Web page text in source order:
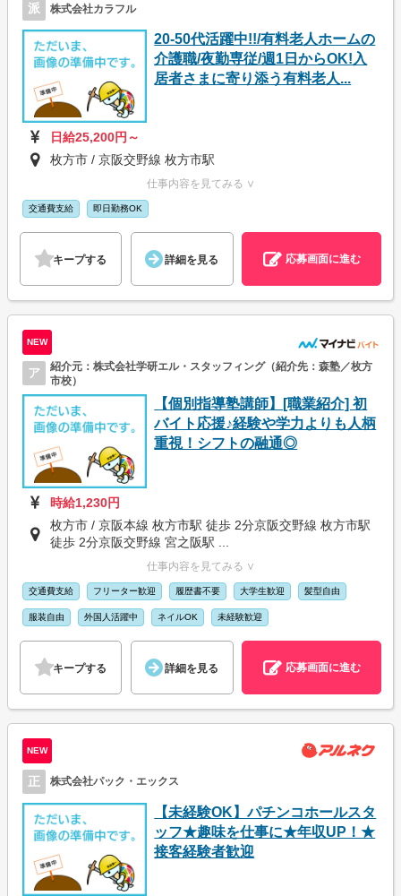
派 株式会社カラフル
20-50代活躍中!!/有料老人ホームの
介護職/夜勤専従/週1日からOK!入
居者さまに寄り添う有料老人...
日給25,200円～
枚方市 / 京阪交野線 枚方市駅
仕事内容を見てみる ∨
交通費支給 即日勤務OK
キープする 詳細を見る 応募画面に進む
NEW
ア
紹介元：株式会社学研エル・スタッフィング（紹介先：森塾／枚方
市校）
【個別指導塾講師】[職業紹介] 初
バイト応援♪経験や学力よりも人柄
重視！シフトの融通◎
時給1,230円
枚方市 / 京阪本線 枚方市駅 徒歩 2分京阪交野線 枚方市駅
徒歩 2分京阪交野線 宮之阪駅 ...
仕事内容を見てみる ∨
交通費支給 フリーター歓迎 履歴書不要 大学生歓迎 髪型自由
服装自由 外国人活躍中 ネイルOK 未経験歓迎
キープする 詳細を見る 応募画面に進む
NEW
正 株式会社パック・エックス
【未経験OK】パチンコホールスタ
ッフ★趣味を仕事に★年収UP！★
接客経験者歓迎